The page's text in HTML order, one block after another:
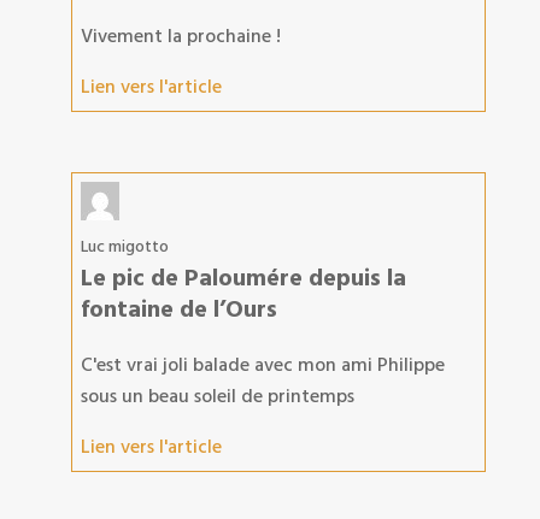
Vivement la prochaine !
Lien vers l'article
Luc migotto
Le pic de Paloumére depuis la
fontaine de l’Ours
C'est vrai joli balade avec mon ami Philippe
sous un beau soleil de printemps
Lien vers l'article